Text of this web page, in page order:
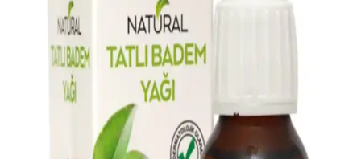
Pirinç Suyu Nedir ve Güzellik ile Sağlıkta Kullanım
Alanları Hakkında Bilgiler
Pirinç suyu, cilt ve saç bakımında doğal bir tonik ve maske
malzemesi olarak kullanılır. Vitamin ve mineraller içerir, cilt tonunu
dengeler ve saç parlaklığını artırır, ancak dikkatli kullanım önerilir.
Katran Sabunu Nedir ve Cilt ile Saç Sağlığına
Faydaları Nelerdir